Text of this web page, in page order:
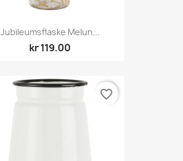
Jubileumsflaske Melun...
kr 119.00
favorite_border